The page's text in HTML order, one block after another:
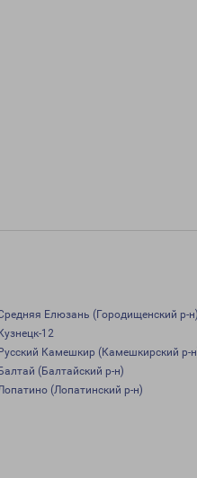
Елюзань (Городищенский р-н)
12
Камешкир (Камешкирский р-
(Балтайский р-н)
(Лопатинский р-н)